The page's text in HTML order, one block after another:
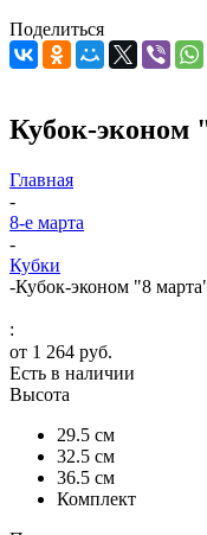
Поделиться
Кубок-эконом
Главная
-
8-е марта
-
Кубки
-Кубок-эконом "8
:
от 1 264 руб.
Есть в наличии
Высота
29.5 см
32.5 см
36.5 см
Комплект